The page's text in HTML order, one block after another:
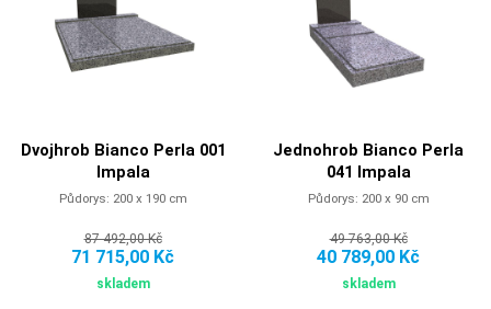
Dvojhrob Bianco Perla 001
Impala
Půdorys: 200 x 190 cm
87 492,00 Kč
71 715,00 Kč
skladem
Jednohrob Bianco Perla
041 Impala
Půdorys: 200 x 90 cm
49 763,00 Kč
40 789,00 Kč
skladem